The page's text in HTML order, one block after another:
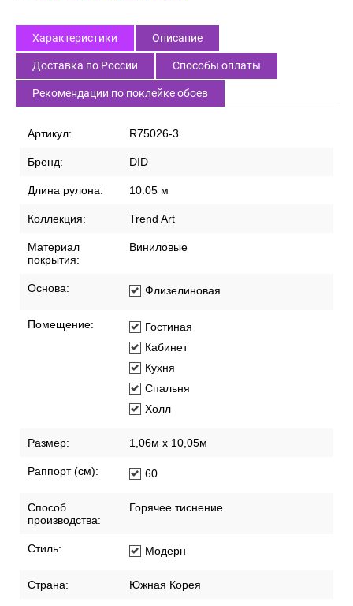
Характеристики Описание
Доставка по России Способы оплаты
Рекомендации по поклейке обоев
Артикул: R75026-3
Бренд: DID
Длина рулона: 10.05 м
Коллекция: Trend Art
Материал
покрытия:
Виниловые
Основа: Флизелиновая
Помещение:
Гостиная
Кабинет
Кухня
Спальня
Холл
Размер: 1,06м х 10,05м
Раппорт (см): 60
Способ
производства:
Горячее тиснение
Стиль: Модерн
Страна: Южная Корея